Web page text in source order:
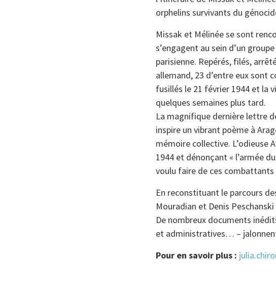
orphelins survivants du
Missak et Mélinée se sont
s’engagent au sein d’un
parisienne. Repérés, filés,
allemand, 23 d’entre eux sont
fusillés le 21 février 1944 et la
quelques semaines plus tard.
La magnifique dernière lettre
inspire un vibrant poème à
mémoire collective. L’odieuse
1944 et dénonçant « l’armée
voulu faire de ces
En reconstituant le parcours
Mouradian et Denis
De nombreux documents
et administratives… –
Pour en savoir plus :